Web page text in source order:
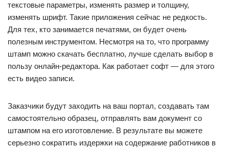
текстовые параметры, изменять размер и толщину,
изменять шрифт. Такие приложения сейчас не редкость.
Для тех, кто занимается печатями, он будет очень
полезным инструментом. Несмотря на то, что программу
штамп можно скачать бесплатно, лучше сделать выбор в
пользу онлайн-редактора. Как работает софт — для этого
есть видео записи.
Заказчики будут заходить на ваш портал, создавать там
самостоятельно образец, отправлять вам документ со
штампом на его изготовление. В результате вы можете
серьезно сократить издержки на содержание работников в